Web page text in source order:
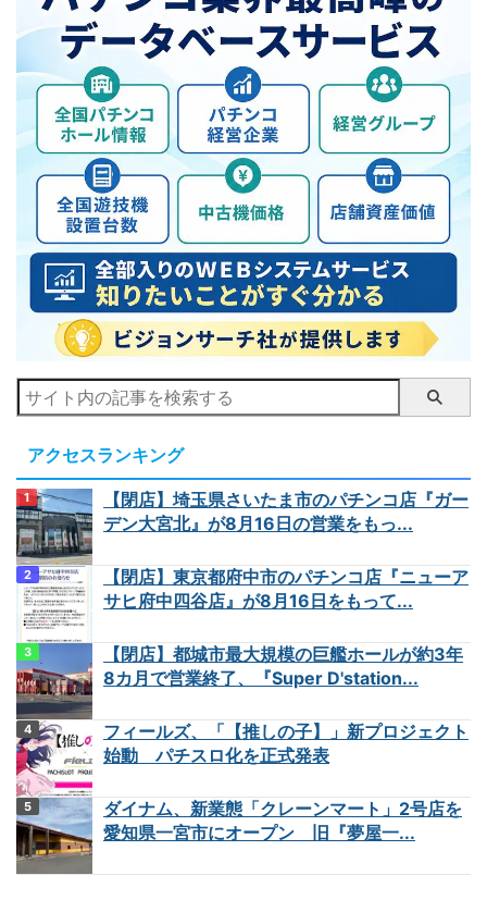
アクセスランキング
【閉店】埼玉県さいたま市のパチンコ店『ガー
デン大宮北』が8月16日の営業をもっ...
【閉店】東京都府中市のパチンコ店『ニューア
サヒ府中四谷店』が8月16日をもって...
【閉店】都城市最大規模の巨艦ホールが約3年
8カ月で営業終了、『Super D'station...
フィールズ、「【推しの子】」新プロジェクト
始動 パチスロ化を正式発表
ダイナム、新業態「クレーンマート」2号店を
愛知県一宮市にオープン 旧『夢屋一...